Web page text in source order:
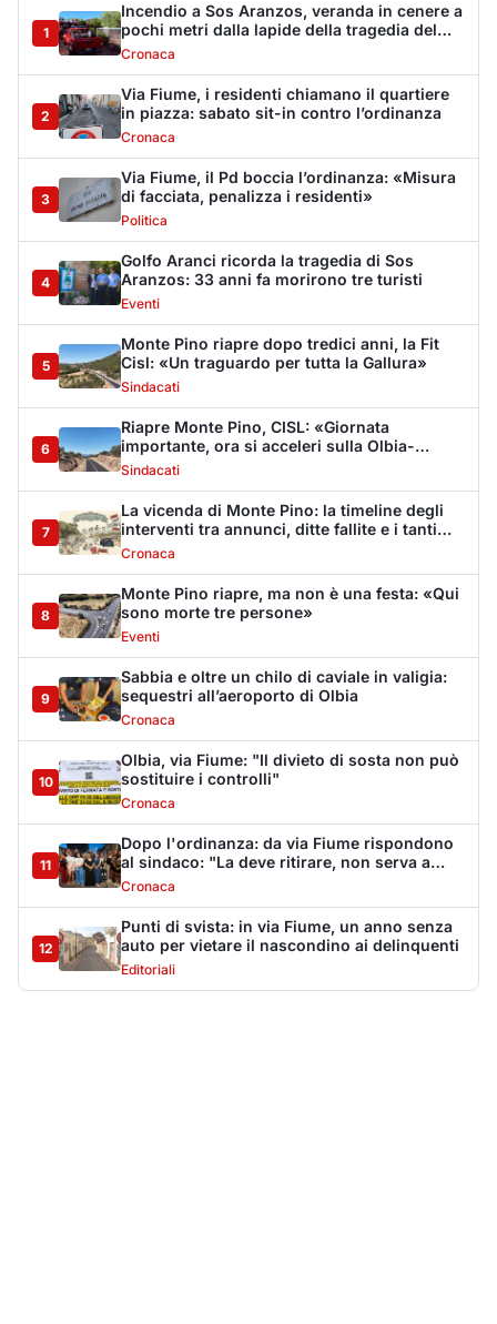
1
Incendio a Sos Aranzos, veranda in cenere a
pochi metri dalla lapide della tragedia del
1993
Cronaca
2
Via Fiume, i residenti chiamano il quartiere
in piazza: sabato sit-in contro l’ordinanza
Cronaca
3
Via Fiume, il Pd boccia l’ordinanza: «Misura
di facciata, penalizza i residenti»
Politica
4
Golfo Aranci ricorda la tragedia di Sos
Aranzos: 33 anni fa morirono tre turisti
Eventi
5
Monte Pino riapre dopo tredici anni, la Fit
Cisl: «Un traguardo per tutta la Gallura»
Sindacati
6
Riapre Monte Pino, CISL: «Giornata
importante, ora si acceleri sulla Olbia-
Arzachena-Palau»
Sindacati
7
La vicenda di Monte Pino: la timeline degli
interventi tra annunci, ditte fallite e i tanti
stop
Cronaca
8
Monte Pino riapre, ma non è una festa: «Qui
sono morte tre persone»
Eventi
9
Sabbia e oltre un chilo di caviale in valigia:
sequestri all’aeroporto di Olbia
Cronaca
10
Olbia, via Fiume: "Il divieto di sosta non può
sostituire i controlli"
Cronaca
11
Dopo l'ordinanza: da via Fiume rispondono
al sindaco: "La deve ritirare, non serva a
nulla"
Cronaca
12
Punti di svista: in via Fiume, un anno senza
auto per vietare il nascondino ai delinquenti
Editoriali